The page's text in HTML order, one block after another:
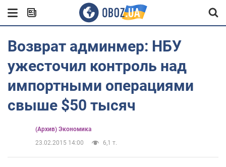
Возврат админмер: НБУ
ужесточил контроль над
импортными операциями
свыше $50 тысяч
(Архив) Экономика
23.02.2015 14:00
6,1 т.